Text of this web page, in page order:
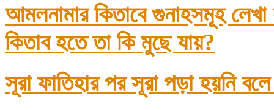
আমলনামার কিতাবে গুনাহসমূহ
কিতাব হতে তা কি মুছে যায়?
সূরা ফাতিহার পর সূরা পড়া হয়নি